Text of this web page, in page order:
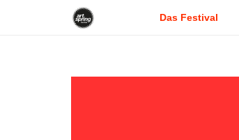
Das Festival